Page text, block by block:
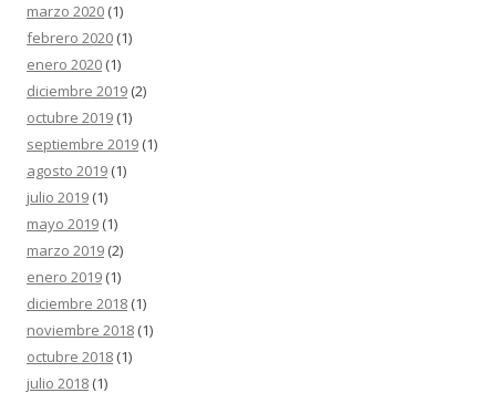
marzo 2020 (1)
febrero 2020 (1)
enero 2020 (1)
diciembre 2019 (2)
octubre 2019 (1)
septiembre 2019 (1)
agosto 2019 (1)
julio 2019 (1)
mayo 2019 (1)
marzo 2019 (2)
enero 2019 (1)
diciembre 2018 (1)
noviembre 2018 (1)
octubre 2018 (1)
julio 2018 (1)